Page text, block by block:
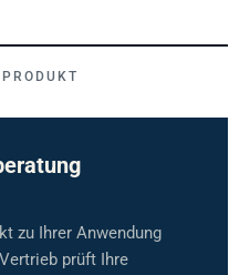
zu Ihrer Anwendung
prüft Ihre